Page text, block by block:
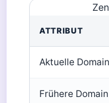
ATTRIBUT
Aktuelle Domain
Frühere Domain